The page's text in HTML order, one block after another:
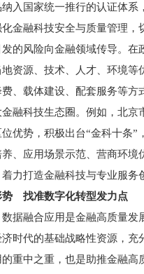
入国家统一推行的认证体系
金融科技安全与质量管理，
发的风险向金融领域传导。在
资源、技术、人才、环境等
、载体建设、配套服务等方
融科技生态圈。例如，北京
优势，积极出台“金科十条”
养、应用场景示范、营商环境
力打造金融科技与专业服务
找准数字化转型发力点
融合应用是金融高质量发
时代的基础战略性资源，充
重中之重，也是助推金融高